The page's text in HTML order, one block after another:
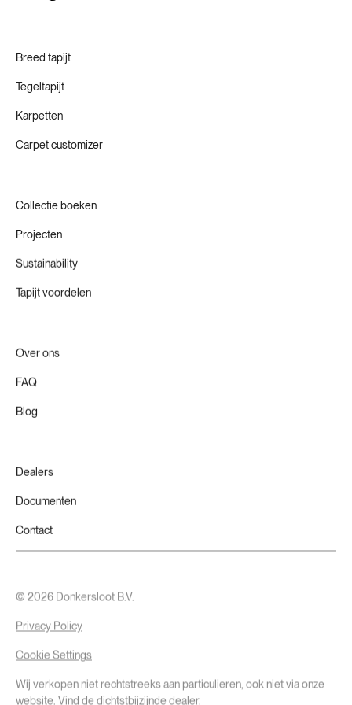
Breed tapijt
Tegeltapijt
Karpetten
Carpet customizer
Collectie boeken
Projecten
Sustainability
Tapijt voordelen
Over ons
FAQ
Blog
Dealers
Documenten
Contact
Wij verkopen niet rechtstreeks aan particulieren, ook niet via onze
website. Vind de dichtstbijzijnde
dealer.
Privacy Policy
Cookie Settings
© 2026 Donkersloot B.V.